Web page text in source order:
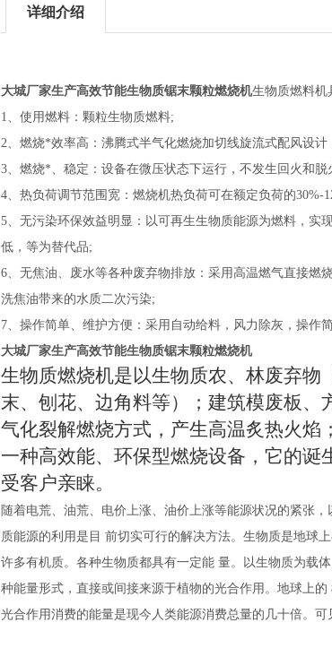
详细介绍
大城厂家生产高效节能生物质锯末颗粒燃烧机生物质燃料机
1、使用燃料：颗粒生物质燃料;
2、燃烧*效率高：沸腾式半气化燃烧加切线旋流式配风设
3、燃烧*、稳定：设备在微压状态下运行，不发生回火和脱
4、热负荷调节范围宽：燃烧机热负荷可在额定负荷的30%-
5、无污染环保效益明显：以可再生生物质能源为燃料，实
低，等为替代品;
6、无焦油、废水等各种废弃物排放：采用高温燃气直接燃
洗焦油带来的水质二次污染;
7、操作简单、维护方便：采用自动给料，风力除灰，操作
大城厂家生产高效节能生物质锯末颗粒燃烧机
生物质燃烧机是以生物质农、林废弃
末、刨花、边角料等）；建筑模废板
气化裂解燃烧方式，产生高温炙热火
一种高效能、环保型燃烧设备，它的
受客户亲睐。
随着电荒、油荒、电价上涨、油价上涨等能源状况的紧张
质能源的利用是目 前切实可行的解决方法。生物质是地球
许多有机质。各种生物质都具有一定能 量。以生物质为载
种能量形式，直接或间接来源于植物的光合作用。地球上的
光合作用消费的能量是现今人类能源消费总量的几十倍。可